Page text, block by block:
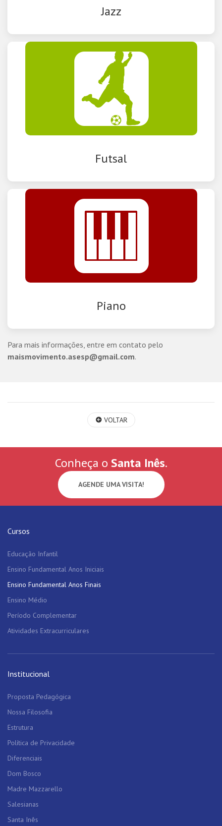
Jazz
Futsal
Piano
Para mais informações, entre em contato pelo
maismovimento.asesp@gmail.com.
VOLTAR
Conheça o Santa Inês.
AGENDE UMA VISITA!
Cursos
Educação Infantil
Ensino Fundamental Anos Iniciais
Ensino Fundamental Anos Finais
Ensino Médio
Período Complementar
Atividades Extracurriculares
Institucional
Proposta Pedagógica
Nossa Filosofia
Estrutura
Política de Privacidade
Diferenciais
Dom Bosco
Madre Mazzarello
Salesianas
Santa Inês